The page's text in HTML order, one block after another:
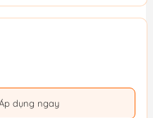
dụng ngay